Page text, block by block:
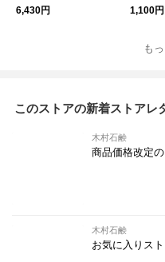
（J1）
6,430円 1,100円
も
このストアの新着ストアレ
木村石鹸
商品価格改定
木村石鹸
お気に入りス